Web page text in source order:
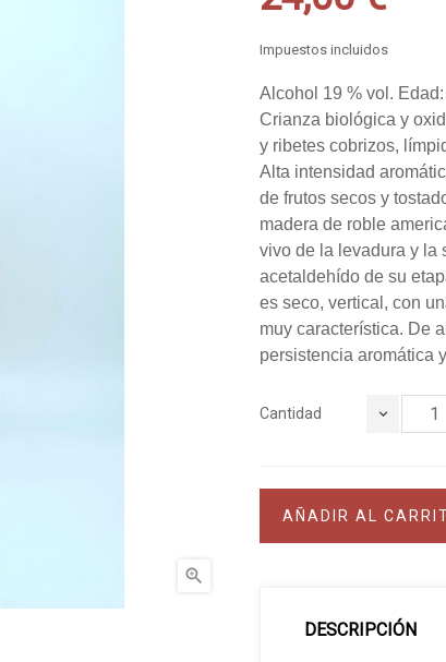

Impuestos incluidos
Alcohol 19 % vol.
Crianza biológica y
y ribetes cobrizos,
Alta intensidad
de frutos secos y
madera de roble
vivo de la levadura y la
acetaldehído de su
es seco, vertical, con
muy característica. De
persistencia aromática
Cantidad
AÑADIR AL
DESCRIPCIÓN